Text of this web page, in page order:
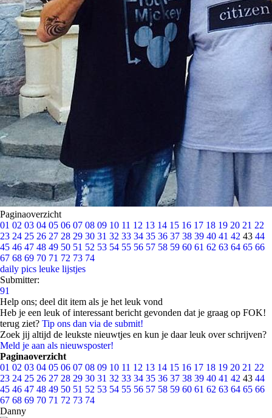
Paginaoverzicht
01 02 03 04 05 06 07 08 09 10 11 12 13 14 15 16 17 18 19 20 21 22
23 24 25 26 27 28 29 30 31 32 33 34 35 36 37 38 39 40 41 42 43 44
45 46 47 48 49 50 51 52 53 54 55 56 57 58 59 60 61 62 63 64 65 66
67 68 69 70 71 72 73 74
daily pics leuke lijstjes
Submitter:
91
Help ons; deel dit item als je het leuk vond
Heb je een leuk of interessant bericht gevonden dat je graag op FOK!
terug ziet? Tip ons dan via de submit!
Zoek jij altijd de leukste nieuwtjes en kun je daar leuk over schrijven?
Meld je aan als nieuwsposter!
Paginaoverzicht
01 02 03 04 05 06 07 08 09 10 11 12 13 14 15 16 17 18 19 20 21 22
23 24 25 26 27 28 29 30 31 32 33 34 35 36 37 38 39 40 41 42 43 44
45 46 47 48 49 50 51 52 53 54 55 56 57 58 59 60 61 62 63 64 65 66
67 68 69 70 71 72 73 74
Danny